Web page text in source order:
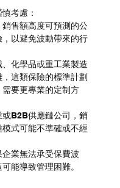
考慮：
銷售額高度可預測的公
以避免波動帶來的行
、化學品或重工業製造
這類保險的標準計劃
要更專業的定制方
或B2B供應鏈公司，銷
式可能不準確或不經
企業無法承受保費波
能導致管理困難。